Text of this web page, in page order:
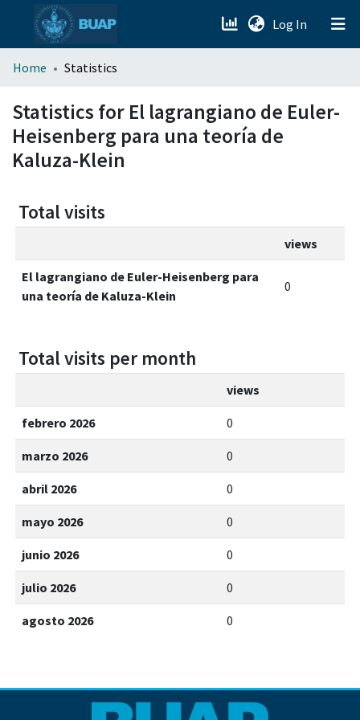
Log In (current)
menu.section.about_menu
All of DSpace
Home Statistics
Statistics for El lagrangiano de Euler-
Heisenberg para una teoría de
Kaluza-Klein
Total visits
views
El lagrangiano de Euler-Heisenberg para
una teoría de Kaluza-Klein
0
Total visits per month
views
febrero 2026 0
marzo 2026 0
abril 2026 0
mayo 2026 0
junio 2026 0
julio 2026 0
agosto 2026 0